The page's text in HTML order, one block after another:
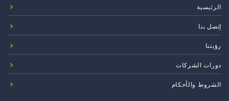
الرئيسية
إتصل بنا
رؤيتنا
دورات الشركات
الشروط والأحكام